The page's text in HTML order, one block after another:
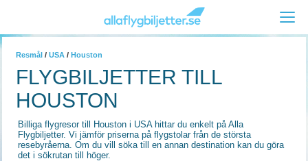
Resmål / USA / Houston
FLYGBILJETTER TILL
HOUSTON
Billiga flygresor till Houston i USA hittar du enkelt på Alla
Flygbiljetter. Vi jämför priserna på flygstolar från de största
resebyråerna. Om du vill söka till en annan destination kan du göra
det i sökrutan till höger.